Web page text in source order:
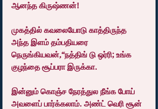
ஆனந்த கிருஷ்ணன்!
முகத்தில் கவலையோடு காத்திருந்த
அந்த இளம் தம்பதியரை
நெருங்கியவன்,“நத்திங் டு ஒர்ரி; உங்க
குழந்தை சூப்பரா இருக்கா.
இன்னும் கொஞ்ச நேரத்துல நீங்க போய்
அவளைப் பார்க்கலாம். அண்ட் வெரி சூன்